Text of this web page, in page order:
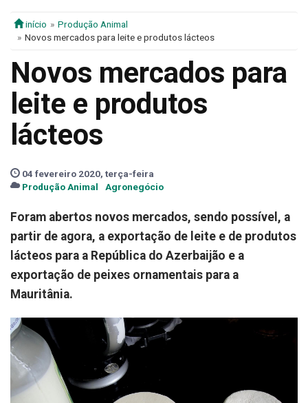
início
Produção Animal
Novos mercados para leite e produtos lácteos
Novos mercados para
leite e produtos
lácteos
04 fevereiro 2020, terça-feira
Produção Animal
Agronegócio
Foram abertos novos mercados, sendo possível, a
partir de agora, a exportação de leite e de produtos
lácteos para a República do Azerbaijão e a
exportação de peixes ornamentais para a
Mauritânia.